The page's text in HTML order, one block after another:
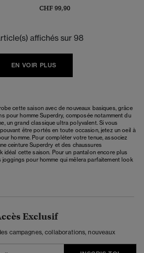
CHF 99,90
affichés sur 98
EN VOIR PLUS
cette saison avec de nouveaux basiques, grâce
pour homme Superdry, composée notamment du
un grand classique ultra polyvalent. Si vous
être portés en toute occasion, jetez un oeil à
homme. Pour compléter votre tenue, associez
ceinture Superdry et des chaussures
idéal cette saison. Pour un pantalon encore plus
joggings pour homme qui mêlera parfaitement look
Exclusif
campagnes, collaborations, nouveaux